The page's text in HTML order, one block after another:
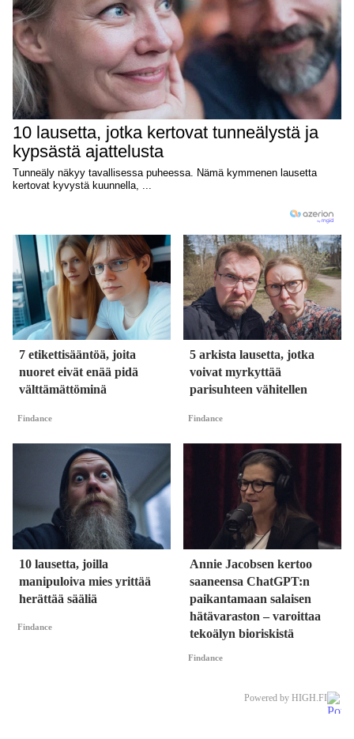
7 etikettisääntöä, joita
nuoret eivät enää pidä
välttämättöminä
Findance
5 arkista lausetta, jotka
voivat myrkyttää
parisuhteen vähitellen
Findance
10 lausetta, joilla
manipuloiva mies yrittää
herättää sääliä
Findance
Annie Jacobsen kertoo
saaneensa ChatGPT:n
paikantamaan salaisen
hätävaraston – varoittaa
tekoälyn bioriskistä
Findance
Powered by HIGH.FI